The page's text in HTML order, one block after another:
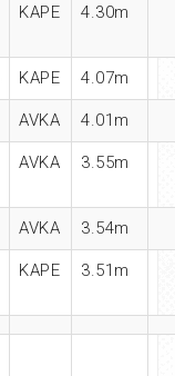
KAPE 4.30m
KAPE 4.07m
AVKA 4.01m
AVKA 3.55m
AVKA 3.54m
KAPE 3.51m